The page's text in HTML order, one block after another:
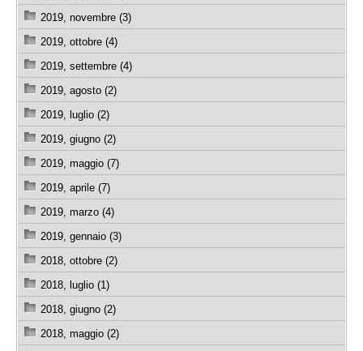
2019, novembre (3)
2019, ottobre (4)
2019, settembre (4)
2019, agosto (2)
2019, luglio (2)
2019, giugno (2)
2019, maggio (7)
2019, aprile (7)
2019, marzo (4)
2019, gennaio (3)
2018, ottobre (2)
2018, luglio (1)
2018, giugno (2)
2018, maggio (2)